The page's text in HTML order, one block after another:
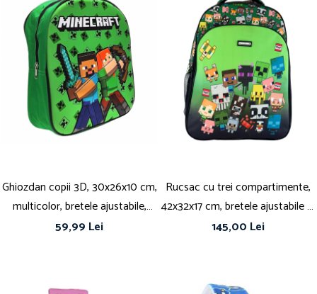
Ghiozdan copii 3D, 30x26x10 cm,
multicolor, bretele ajustabile,
Minecraft
59,99 Lei
Rucsac cu trei compartimente,
42x32x17 cm, bretele ajustabile și
întărite, multicolor, Happy,
145,00 Lei